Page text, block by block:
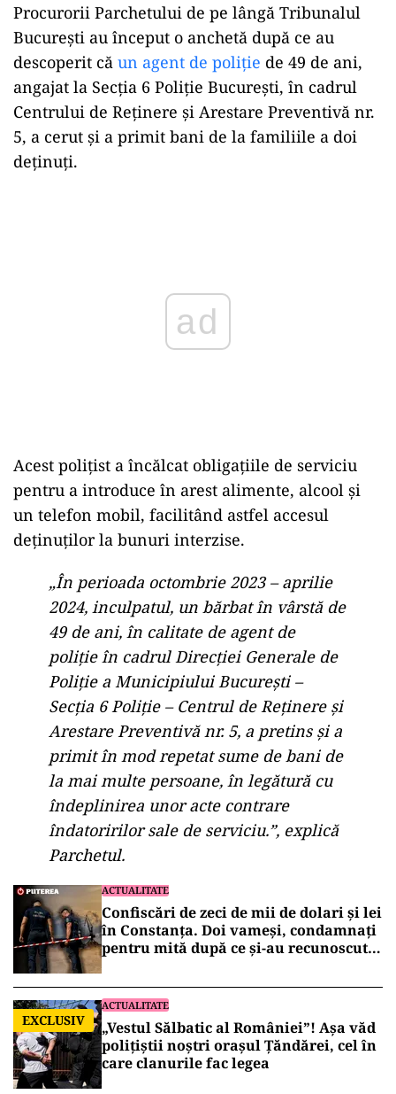
Procurorii Parchetului de pe lângă Tribunalul
București au început o anchetă după ce au
descoperit că un agent de poliție de 49 de ani,
angajat la Secția 6 Poliție București, în cadrul
Centrului de Reținere și Arestare Preventivă nr.
5, a cerut și a primit bani de la familiile a doi
deținuți.
Acest polițist a încălcat obligațiile de serviciu
pentru a introduce în arest alimente, alcool și
un telefon mobil, facilitând astfel accesul
deținuților la bunuri interzise.
„În perioada octombrie 2023 – aprilie
2024, inculpatul, un bărbat în vârstă de
49 de ani, în calitate de agent de
poliţie în cadrul Direcţiei Generale de
Poliţie a Municipiului Bucureşti –
Secţia 6 Poliţie – Centrul de Reţinere şi
Arestare Preventivă nr. 5, a pretins şi a
primit în mod repetat sume de bani de
la mai multe persoane, în legătură cu
îndeplinirea unor acte contrare
îndatoririlor sale de serviciu.”, explică
Parchetul.
ACTUALITATE
Confiscări de zeci de mii de dolari și lei
în Constanța. Doi vameși, condamnați
pentru mită după ce și-au recunoscut
EXCLUSIV
ACTUALITATE
„Vestul Sălbatic al României”! Așa văd
polițiștii noștri orașul Țăndărei, cel în
care clanurile fac legea